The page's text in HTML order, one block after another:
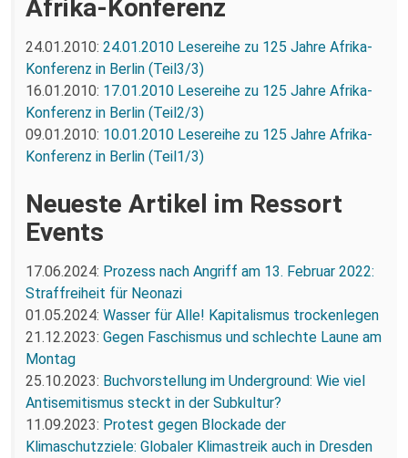
Afrika-Konferenz
24.01.2010: 24.01.2010 Lesereihe zu 125 Jahre Afrika-
Konferenz in Berlin (Teil3/3)
16.01.2010: 17.01.2010 Lesereihe zu 125 Jahre Afrika-
Konferenz in Berlin (Teil2/3)
09.01.2010: 10.01.2010 Lesereihe zu 125 Jahre Afrika-
Konferenz in Berlin (Teil1/3)
Neueste Artikel im Ressort
Events
17.06.2024: Prozess nach Angriff am 13. Februar 2022:
Straffreiheit für Neonazi
01.05.2024: Wasser für Alle! Kapitalismus trockenlegen
21.12.2023: Gegen Faschismus und schlechte Laune am
Montag
25.10.2023: Buchvorstellung im Underground: Wie viel
Antisemitismus steckt in der Subkultur?
11.09.2023: Protest gegen Blockade der
Klimaschutzziele: Globaler Klimastreik auch in Dresden